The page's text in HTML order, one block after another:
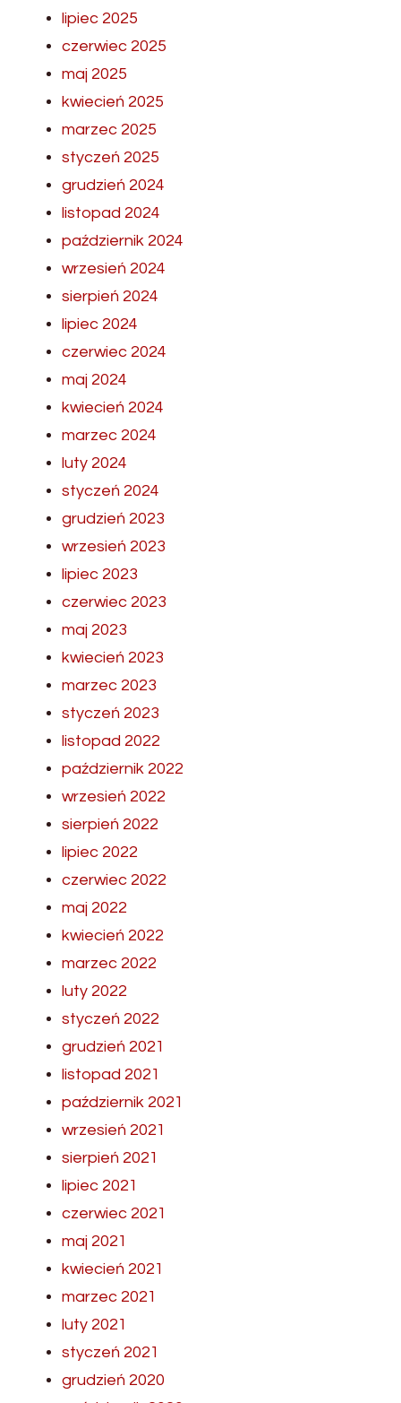
lipiec 2025
czerwiec 2025
maj 2025
kwiecień 2025
marzec 2025
styczeń 2025
grudzień 2024
listopad 2024
październik 2024
wrzesień 2024
sierpień 2024
lipiec 2024
czerwiec 2024
maj 2024
kwiecień 2024
marzec 2024
luty 2024
styczeń 2024
grudzień 2023
wrzesień 2023
lipiec 2023
czerwiec 2023
maj 2023
kwiecień 2023
marzec 2023
styczeń 2023
listopad 2022
październik 2022
wrzesień 2022
sierpień 2022
lipiec 2022
czerwiec 2022
maj 2022
kwiecień 2022
marzec 2022
luty 2022
styczeń 2022
grudzień 2021
listopad 2021
październik 2021
wrzesień 2021
sierpień 2021
lipiec 2021
czerwiec 2021
maj 2021
kwiecień 2021
marzec 2021
luty 2021
styczeń 2021
grudzień 2020